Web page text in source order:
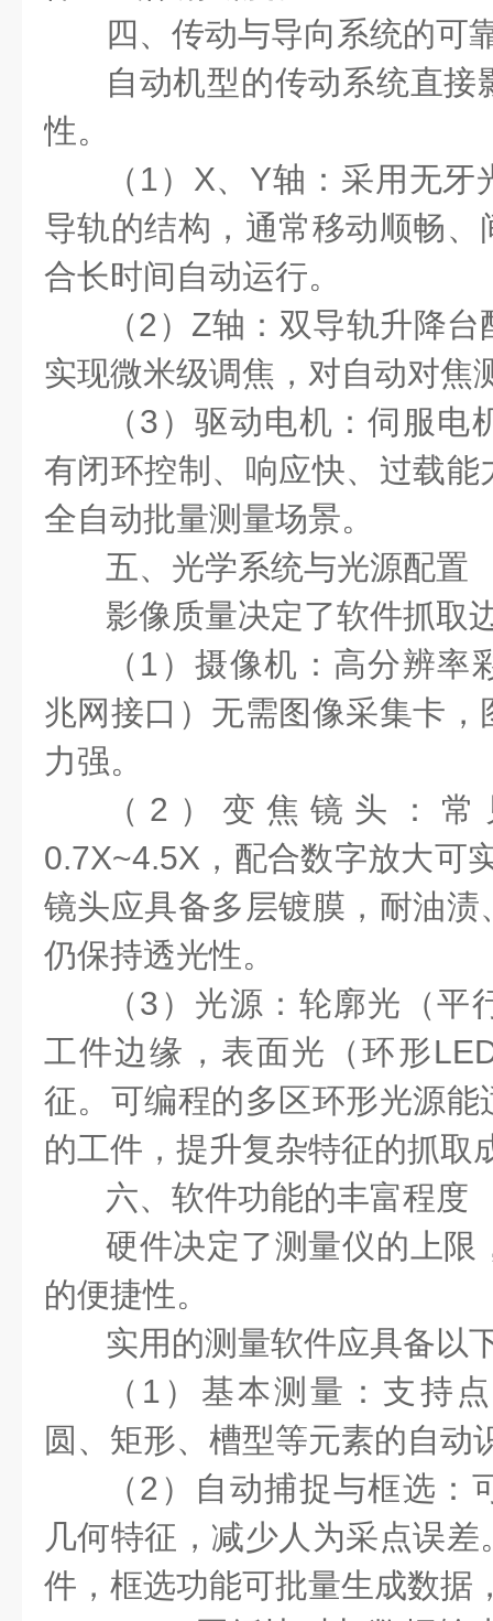
四、传动与导向系统的可
自动机型的传动系统直接
性。
（1）X、Y轴：采用无
导轨的结构，通常移动顺畅
合长时间自动运行。
（2）Z轴：双导轨升降
实现微米级调焦，对自动对焦
（3）驱动电机：伺服电
有闭环控制、响应快、过载
全自动批量测量场景。
五、光学系统与光源配置
影像质量决定了软件抓取
（1）摄像机：高分辨率
兆网接口）无需图像采集卡
力强。
（2）变焦镜头：
0.7X~4.5X，配合数字放大可
镜头应具备多层镀膜，耐油
仍保持透光性。
（3）光源：轮廓光（平
工件边缘，表面光（环形
征。可编程的多区环形光源
的工件，提升复杂特征的抓取
六、软件功能的丰富程度
硬件决定了测量仪的上限
的便捷性。
实用的测量软件应具备以
（1）基本测量：支持
圆、矩形、槽型等元素的自动
（2）自动捕捉与框选：
几何特征，减少人为采点误
件，框选功能可批量生成数据